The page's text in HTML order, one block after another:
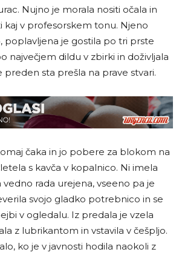
Nujno je morala nositi očala in
kaj v profesorskem tonu. Njeno
poplavljena je gostila po tri prste
največjem dildu v zbirki in doživljala
preden sta prešla na prave stvari.
čaka in jo pobere za blokom na
s kavča v kopalnico. Ni imela
vedno rada urejena, vseeno pa je
svojo gladko potrebnico in se
v ogledalu. Iz predala je vzela
z lubrikantom in vstavila v češpljo.
ko je v javnosti hodila naokoli z